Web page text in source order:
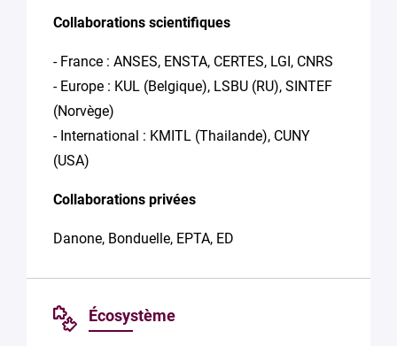
Collaborations scientifiques
- France : ANSES, ENSTA, CERTES, LGI, CNRS
- Europe : KUL (Belgique), LSBU (RU), SINTEF
(Norvège)
- International : KMITL (Thailande), CUNY
(USA)
Collaborations privées
Danone, Bonduelle, EPTA, ED
Écosystème